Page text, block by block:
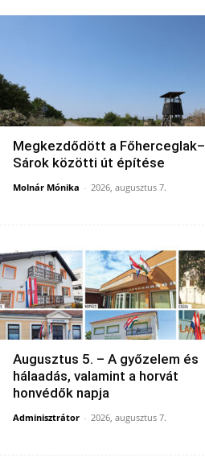
Megkezdődött a Főherceglak–
Sárok közötti út építése
Molnár Mónika - 2026, augusztus 7.
Augusztus 5. – A győzelem és
hálaadás, valamint a horvát
honvédők napja
Adminisztrátor - 2026, augusztus 7.